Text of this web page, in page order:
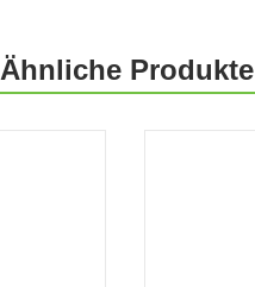
Ähnliche Produkte